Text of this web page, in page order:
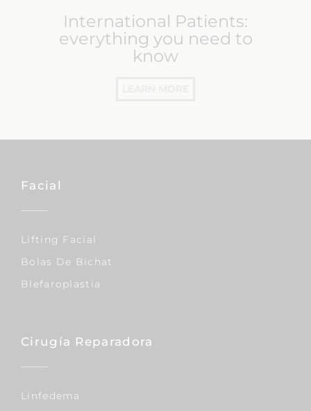
International Patients:
everything you need to
know
Facial
Lifting Facial
Bolas De Bichat
Blefaroplastia
Cirugía Reparadora
Linfedema